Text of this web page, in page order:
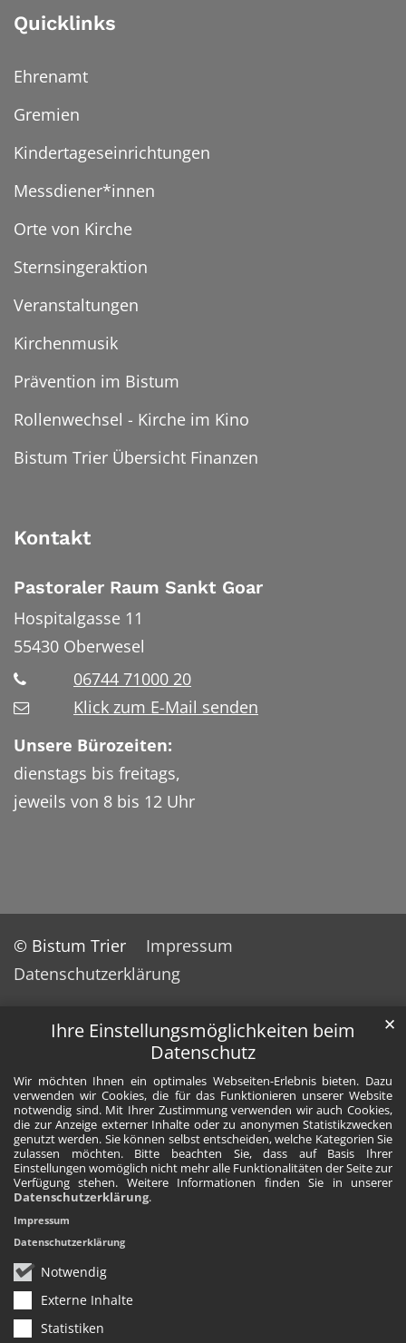
Ihre Einstellungsmöglichkeiten beim
Datenschutz
Wir möchten Ihnen ein optimales Webseiten-Erlebnis bieten. Dazu
verwenden wir Cookies, die für das Funktionieren unserer Website
notwendig sind. Mit Ihrer Zustimmung verwenden wir auch Cookies,
die zur Anzeige externer Inhalte oder zu anonymen Statistikzwecken
genutzt werden. Sie können selbst entscheiden, welche Kategorien Sie
zulassen möchten. Bitte beachten Sie, dass auf Basis Ihrer
Einstellungen womöglich nicht mehr alle Funktionalitäten der Seite zur
Verfügung stehen. Weitere Informationen finden Sie in unserer
Datenschutzerklärung.
Notwendig
Externe Inhalte
Statistiken
✕
Impressum
Datenschutzerklärung
Quicklinks
Ehrenamt
Gremien
Kindertageseinrichtungen
Messdiener*innen
Orte von Kirche
Sternsingeraktion
Veranstaltungen
Kirchenmusik
Prävention im Bistum
Rollenwechsel - Kirche im Kino
Bistum Trier Übersicht Finanzen
Kontakt
Pastoraler Raum Sankt Goar
Hospitalgasse 11
55430 Oberwesel
06744 71000 20
Klick zum E-Mail senden
Unsere Bürozeiten:
dienstags bis freitags,
jeweils von 8 bis 12 Uhr
© Bistum Trier
Impressum
Datenschutzerklärung